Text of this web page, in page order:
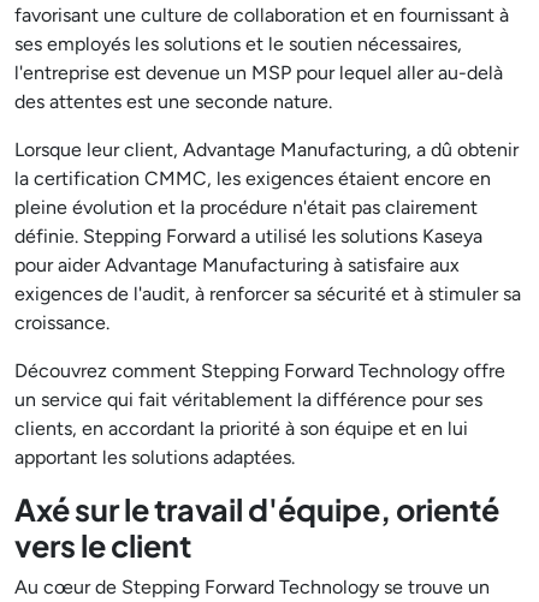
favorisant une culture de collaboration et en fournissant à
ses employés les solutions et le soutien nécessaires,
l'entreprise est devenue un MSP pour lequel aller au-delà
des attentes est une seconde nature.
Lorsque leur client, Advantage Manufacturing, a dû obtenir
la certification CMMC, les exigences étaient encore en
pleine évolution et la procédure n'était pas clairement
définie. Stepping Forward a utilisé les solutions Kaseya
pour aider Advantage Manufacturing à satisfaire aux
exigences de l'audit, à renforcer sa sécurité et à stimuler sa
croissance.
Découvrez comment Stepping Forward Technology offre
un service qui fait véritablement la différence pour ses
clients, en accordant la priorité à son équipe et en lui
apportant les solutions adaptées.
Axé sur le travail d'équipe, orienté
vers le client
Au cœur de Stepping Forward Technology se trouve un